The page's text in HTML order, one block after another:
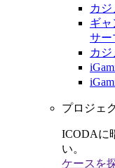
カ
ギ
サー
カ
プロジェ
ICODAに
い。
ケースを